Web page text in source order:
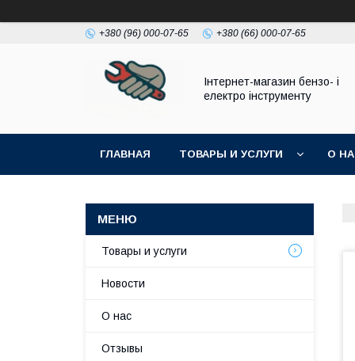
+380 (96) 000-07-65 +380 (66) 000-07-65
Інтернет-магазин бензо- і
електро інструменту
ГЛАВНАЯ ТОВАРЫ И УСЛУГИ О
Товары и услуги
Новости
О нас
Отзывы